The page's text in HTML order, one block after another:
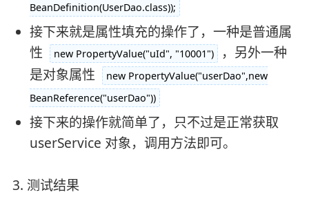
BeanDefinition(UserDao.class));
接下来就是属性填充的操作了，一种是普通属
性
new PropertyValue("uId", "10001")
，另外一种
是对象属性
new PropertyValue("userDao",new
BeanReference("userDao"))
接下来的操作就简单了，只不过是正常获取
userService 对象，调用方法即可。
3. 测试结果